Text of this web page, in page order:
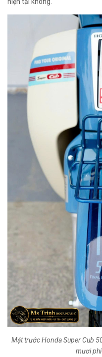
Mặt trước Honda Super Cub
mươi